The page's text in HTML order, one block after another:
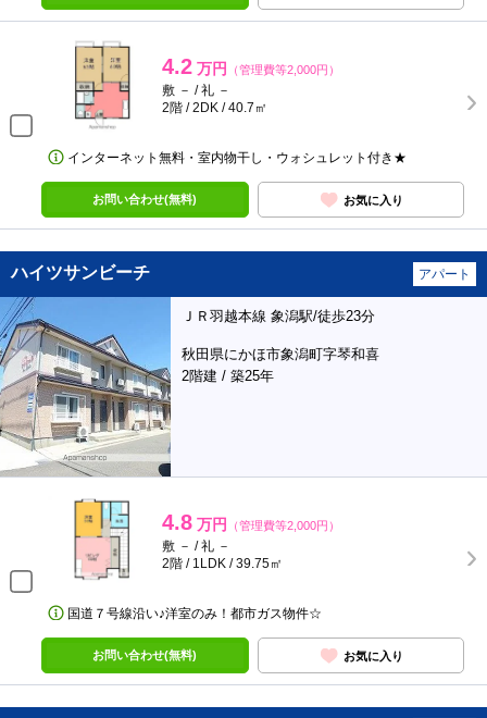
4.2 万円 （管理費等2,000円）
敷 － / 礼 －
2階 / 2DK / 40.7㎡
インターネット無料・室内物干し・ウォシュレット付き★
お問い合わせ(無料) お気に入り
ハイツサンビーチ アパート
ＪＲ羽越本線 象潟駅/徒歩23分
秋田県にかほ市象潟町字琴和喜
2階建 / 築25年
4.8 万円 （管理費等2,000円）
敷 － / 礼 －
2階 / 1LDK / 39.75㎡
国道７号線沿い♪洋室のみ！都市ガス物件☆
お問い合わせ(無料) お気に入り